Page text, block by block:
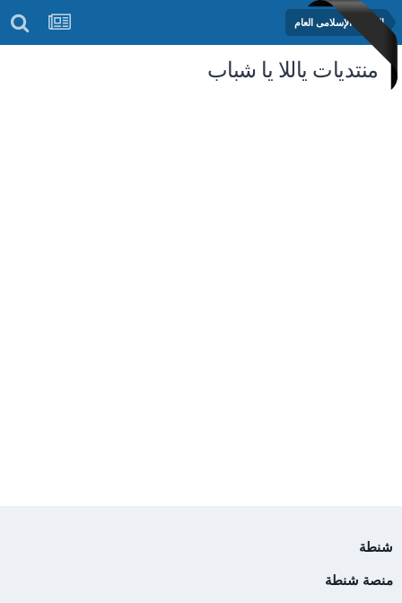
المنتدى الإسلامى العام
منتديات ياللا يا شباب
شنطة
منصة شنطة